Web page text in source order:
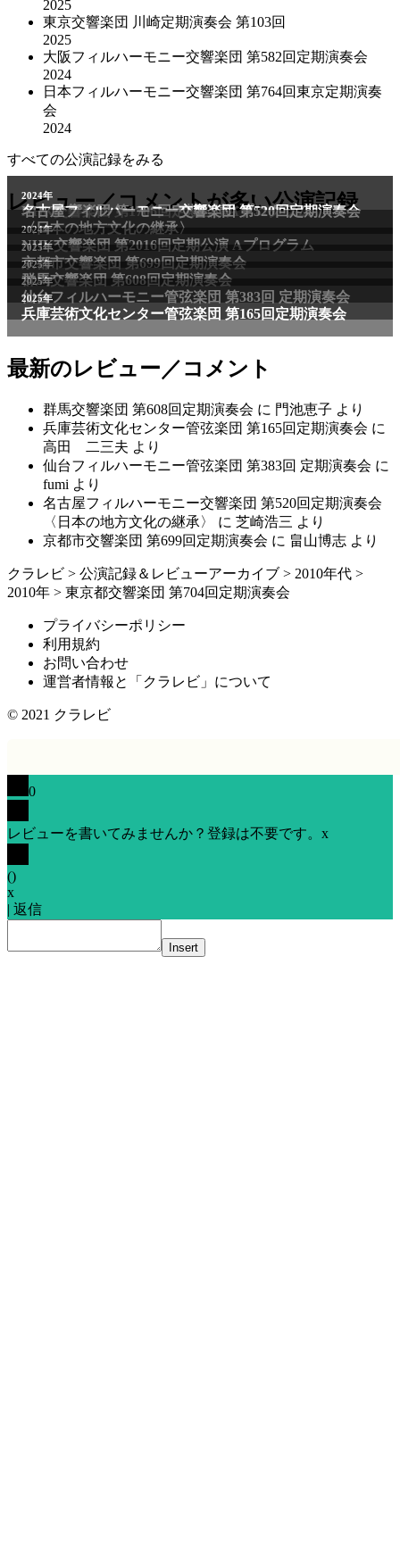
2025
東京交響楽団 川崎定期演奏会 第103回
2025
大阪フィルハーモニー交響楽団 第582回定期演奏会
2024
日本フィルハーモニー交響楽団 第764回東京定期演奏
会
2024
すべての公演記録をみる
レビュー／コメントが多い公演記録
最新のレビュー／コメント
群馬交響楽団 第608回定期演奏会 に 門池恵子 より
兵庫芸術文化センター管弦楽団 第165回定期演奏会 に
高田 二三夫 より
仙台フィルハーモニー管弦楽団 第383回 定期演奏会 に
fumi より
名古屋フィルハーモニー交響楽団 第520回定期演奏会
〈日本の地方文化の継承〉
に 芝崎浩三 より
京都市交響楽団 第699回定期演奏会 に 畠山博志 より
クラレビ > 公演記録＆レビューアーカイブ > 2010年代 >
2010年 > 東京都交響楽団 第704回定期演奏会
プライバシーポリシー
利用規約
お問い合わせ
運営者情報と「クラレビ」について
© 2021 クラレビ
0
レビューを書いてみませんか？登録は不要です。 x
()
x
| 返信
Insert